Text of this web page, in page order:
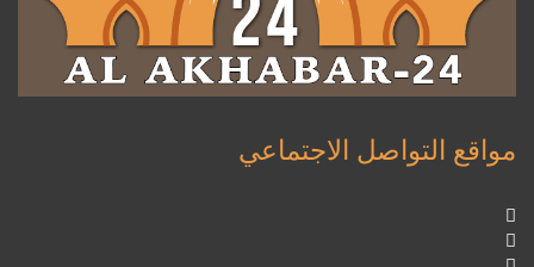
مواقع التواصل الاجتماعي